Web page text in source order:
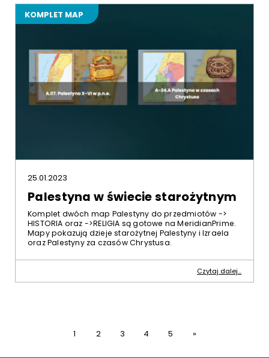
KOMPLET MAP
25.01.2023
Palestyna w świecie starożytnym
Komplet dwóch map Palestyny do przedmiotów ->
HISTORIA oraz ->RELIGIA są gotowe na MeridianPrime.
Mapy pokazują dzieje starożytnej Palestyny i Izraela
oraz Palestyny za czasów Chrystusa.
Czytaj dalej...
1 2 3 4 5 »